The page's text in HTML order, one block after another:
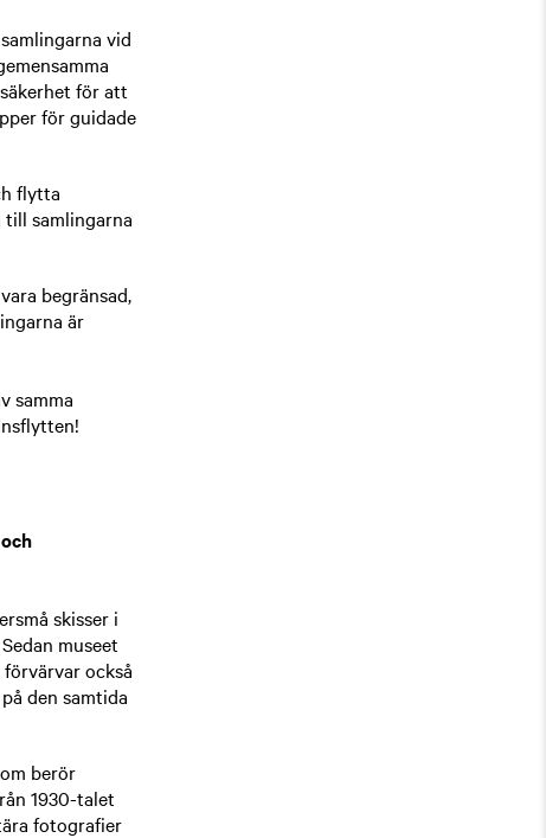
vid
för att
för guidade
flytta
samlingarna
begränsad,
är
samma
skisser i
museet
också
den samtida
berör
1930-talet
fotografier